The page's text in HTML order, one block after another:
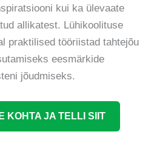
kui ka ülevaate
allikatest. Lühikoolituse
praktilised tööriistad tahtejõu
eesmärkide
jõudmiseks.
KOHTA JA TELLI SIIT